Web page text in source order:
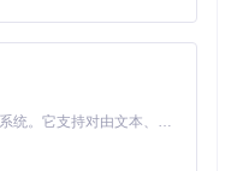
过五大技术创新构建了
平台。这种架构不仅大
前所未有的自由度和可
，展示了模块化关节设
MiniMax H3 是一个通用的全模态生成系统。它支持对由文本、图像、视频和音频组成的多模态上下文进行统一理解，并能生成分辨率高达 2K、时长可达 15 秒的带原生立体声音频的视频。得益于面向任务泛化的系统设计，H3 在预训练阶段就已具备广泛的多模态上下文理解与生成能力，能够出色地执行复杂的多模态指令。